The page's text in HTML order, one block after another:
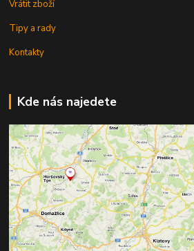
Vrátit zboží
Tipy a rady
Kontakty
Kde nás najedete